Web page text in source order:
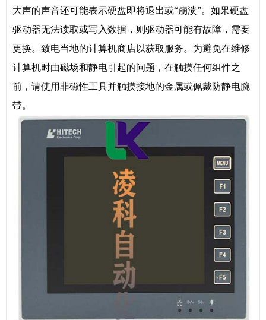
大声的声音还可能表示硬盘即将退出或“崩溃”。如果硬盘
驱动器无法读取或写入数据，则驱动器可能有故障，需要
更换。致电当地的计算机商店以获取服务。为避免在维修
计算机时由磁场和静电引起的问题，在触摸任何组件之
前，请使用非磁性工具并触摸接地的金属或佩戴防静电腕
带。